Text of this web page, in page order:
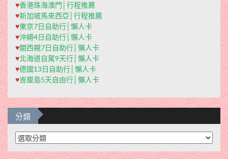
♥香港珠海澳門│行程推薦
♥新加坡馬來西亞│行程推薦
♥東京7日自助行│懶人卡
♥沖繩4日自助行│懶人卡
♥關西親7日自助行│懶人卡
♥北海道自駕9天行│懶人卡
♥德國13日自助行│懶人卡
♥峇厘島5天自由行│懶人卡
分類
分
類